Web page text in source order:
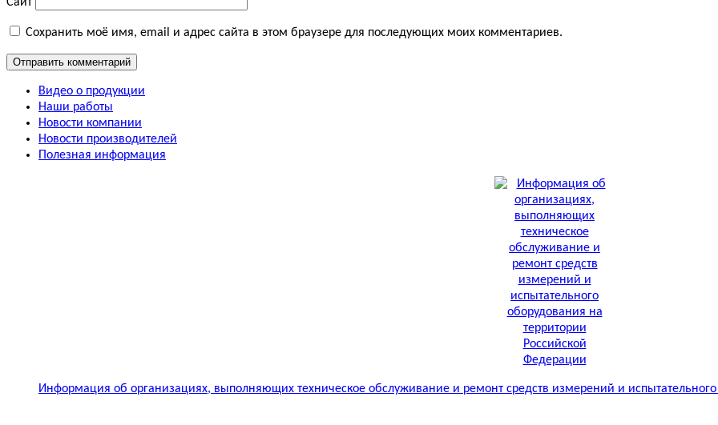
Сайт
Сохранить моё имя, email и адрес сайта в этом браузере для последующих моих комментариев.
Видео о продукции
Наши работы
Новости компании
Новости производителей
Полезная информация
Информация об организациях, выполняющих техническое обслуживание и ремонт средств измерений и